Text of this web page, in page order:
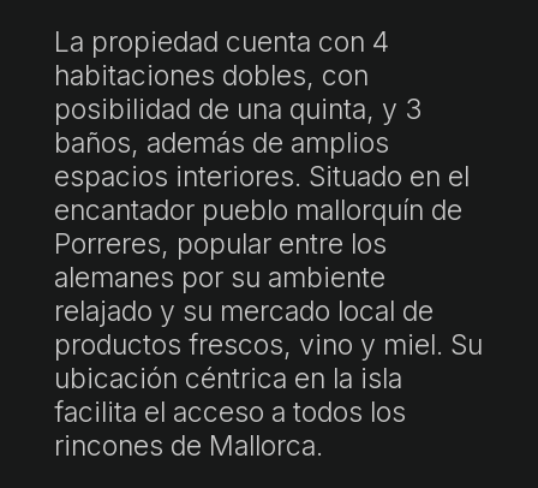
La propiedad cuenta con 4
habitaciones dobles, con
posibilidad de una quinta, y 3
baños, además de amplios
espacios interiores. Situado en el
encantador pueblo mallorquín de
Porreres, popular entre los
alemanes por su ambiente
relajado y su mercado local de
productos frescos, vino y miel. Su
ubicación céntrica en la isla
facilita el acceso a todos los
rincones de Mallorca.